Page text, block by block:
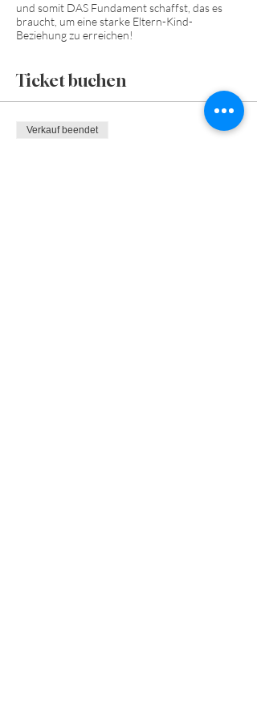
und somit DAS Fundament schaffst, das es
braucht, um eine starke Eltern-Kind-
Beziehung zu erreichen!
Ticket buchen
Verkauf beendet